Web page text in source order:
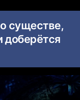
существе,
доберётся